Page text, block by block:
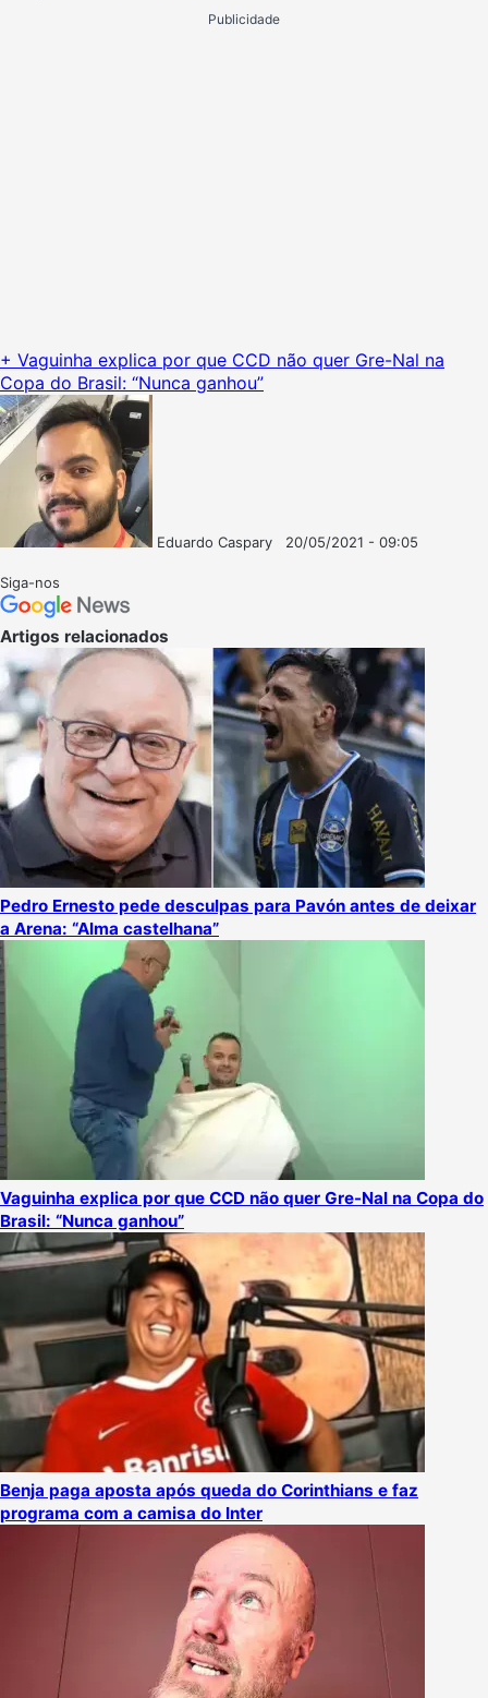
Publicidade
+ Vaguinha explica por que CCD não quer Gre-Nal na
Copa do Brasil: “Nunca ganhou”
Eduardo Caspary
20/05/2021 - 09:05
Siga-nos
Artigos relacionados
Pedro Ernesto pede desculpas para Pavón antes de deixar
a Arena: “Alma castelhana”
Vaguinha explica por que CCD não quer Gre-Nal na Copa do
Brasil: “Nunca ganhou”
Benja paga aposta após queda do Corinthians e faz
programa com a camisa do Inter